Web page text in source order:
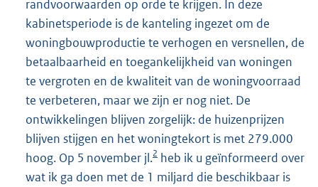
randvoorwaarden op orde te krijgen. In deze
kabinetsperiode is de kanteling ingezet om de
woningbouwproductie te verhogen en versnellen, de
betaalbaarheid en toegankelijkheid van woningen
te vergroten en de kwaliteit van de woningvoorraad
te verbeteren, maar we zijn er nog niet. De
ontwikkelingen blijven zorgelijk: de huizenprijzen
blijven stijgen en het woningtekort is met 279.000
hoog. Op 5 november jl.2 heb ik u geïnformeerd over
wat ik ga doen met de 1 miljard die beschikbaar is